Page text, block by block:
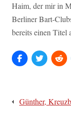
Haim, der mir in
Berliner Bart-
bereits einen Titel
Günther,